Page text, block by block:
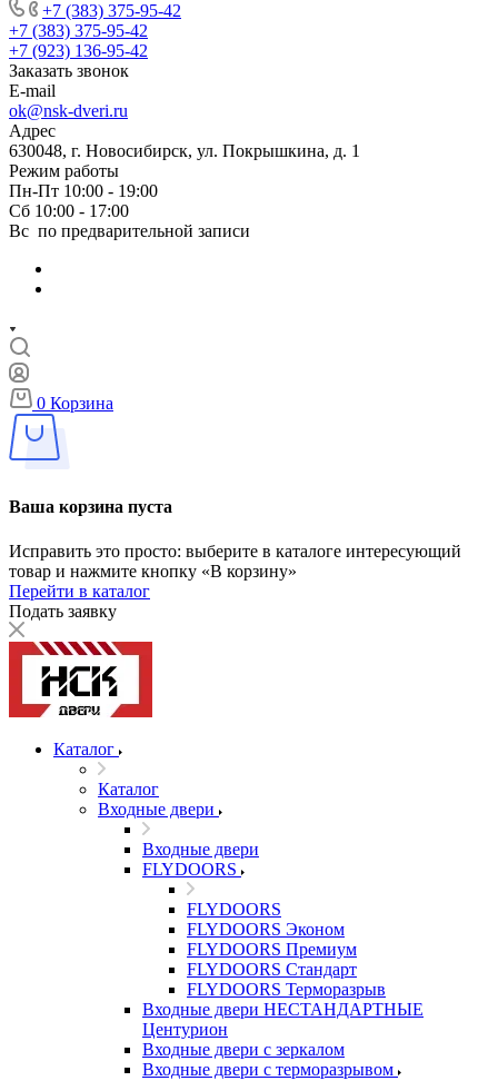
+7 (383) 375-95-42
+7 (383) 375-95-42
+7 (923) 136-95-42
Заказать звонок
E-mail
ok@nsk-dveri.ru
Адрес
630048, г. Новосибирск, ул. Покрышкина, д. 1
Режим работы
Пн-Пт 10:00 - 19:00
Сб 10:00 - 17:00
Вс по предварительной записи
0 Корзина
Ваша корзина пуста
Исправить это просто: выберите в каталоге интересующий
товар и нажмите кнопку «В корзину»
Перейти в каталог
Подать заявку
Каталог
Каталог
Входные двери
Входные двери
FLYDOORS
FLYDOORS
FLYDOORS Эконом
FLYDOORS Премиум
FLYDOORS Стандарт
FLYDOORS Терморазрыв
Входные двери НЕСТАНДАРТНЫЕ
Центурион
Входные двери с зеркалом
Входные двери с терморазрывом